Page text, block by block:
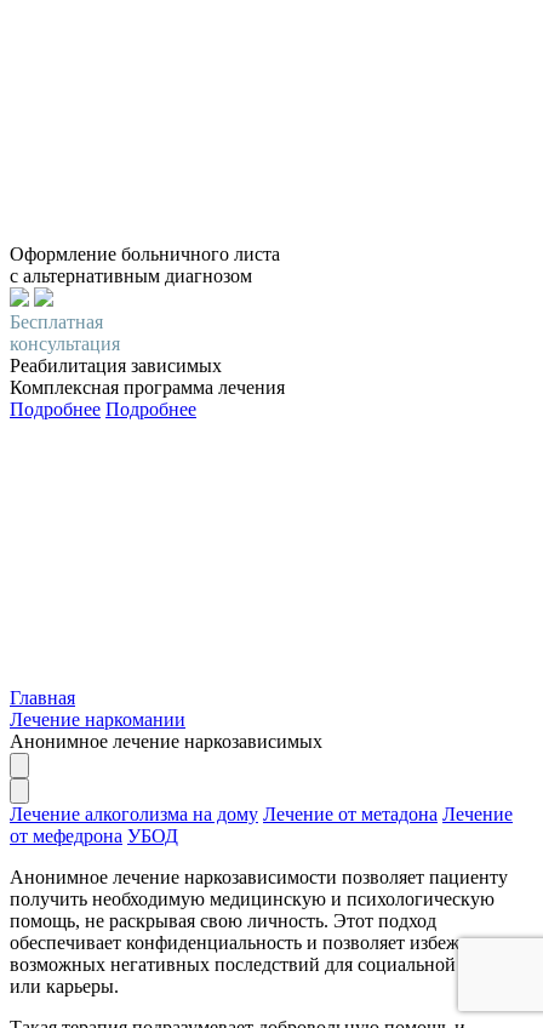
Оформление больничного листа
с альтернативным диагнозом
Бесплатная
консультация
Реабилитация зависимых
Комплексная программа лечения
Подробнее Подробнее
Главная
Лечение наркомании
Анонимное лечение наркозависимых
Лечение алкоголизма на дому Лечение от метадона Лечение
от мефедрона УБОД
Анонимное лечение наркозависимости позволяет пациенту
получить необходимую медицинскую и психологическую
помощь, не раскрывая свою личность. Этот подход
обеспечивает конфиденциальность и позволяет избежать
возможных негативных последствий для социальной жизни
или карьеры.